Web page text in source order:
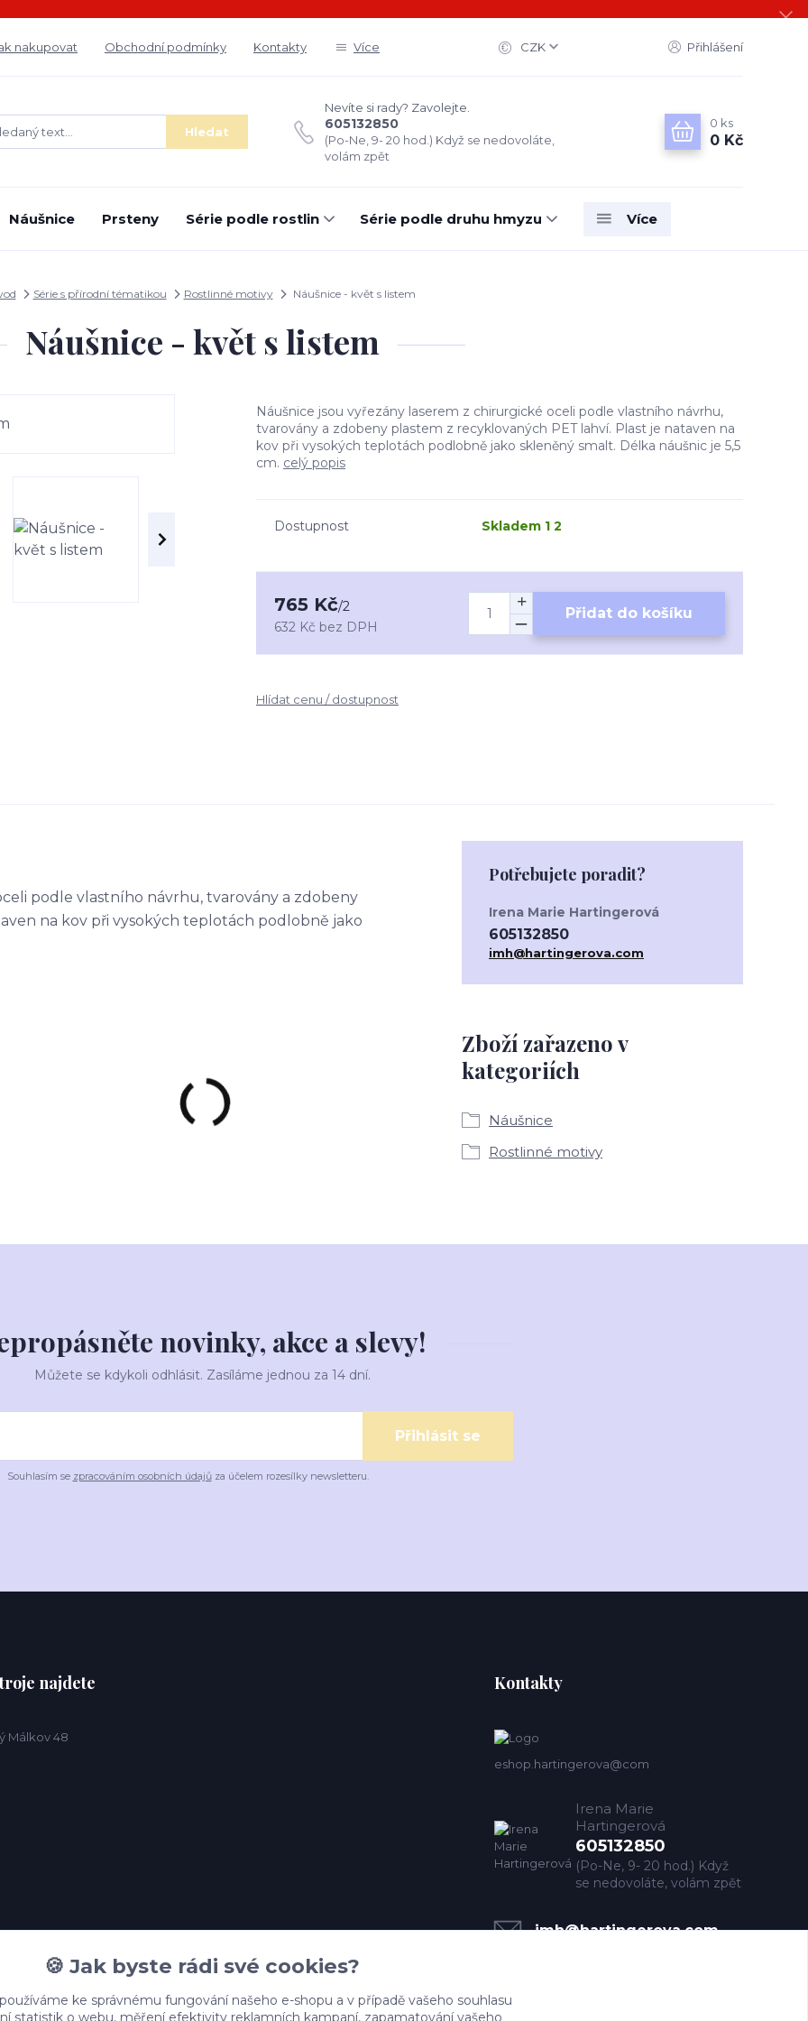
nakupovat Obchodní podmínky Kontakty Více CZK Přihlášení
Hledat
Nevíte si rady? Zavolejte.
605132850
(Po-Ne, 9- 20 hod.) Když se nedovoláte,
volám zpět
0 ks
0 Kč
Náušnice Prsteny Série podle rostlin Série podle druhu hmyzu Více
Série s přírodní tématikou Rostlinné motivy Náušnice - květ s listem
Náušnice - květ s listem
Náušnice jsou vyřezány laserem z chirurgické oceli podle vlastního návrhu,
tvarovány a zdobeny plastem z recyklovaných PET lahví. Plast je nataven na
kov při vysokých teplotách podlobně jako skleněný smalt. Délka náušnic je 5,5
cm. celý popis
Dostupnost Skladem 1 2
765 Kč/2
632 Kč bez DPH
Přidat do košíku
Hlídat cenu / dostupnost
podle vlastního návrhu, tvarovány a zdobeny
na kov při vysokých teplotách podlobně jako
Zboží zařazeno v
kategoriích
Náušnice
Rostlinné motivy
Potřebujete poradit?
Irena Marie Hartingerová
605132850
imh@hartingerova.com
novinky, akce a slevy!
Můžete se kdykoli odhlásit. Zasíláme jednou za 14 dní.
Přihlásit se
Souhlasím se zpracováním osobních údajůza účelem rozesílky newsletteru.
najdete
Málkov 48
Kontakty
eshop.hartingerova@com
Irena Marie
Hartingerová
605132850
(Po-Ne, 9- 20 hod.) Když
se nedovoláte, volám zpět
imh@hartingerova.com
🍪 Jak byste rádi své cookies?
ke správnému fungování našeho e-shopu a v případě vašeho souhlasu
statistik o webu, měření efektivity reklamních kampaní, zapamatování vašeho